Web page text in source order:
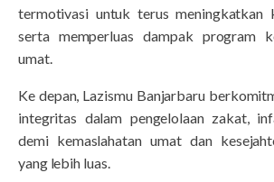
termotivasi untuk terus meningkatkan
serta memperluas dampak program
umat.
Ke depan, Lazismu Banjarbaru
integritas dalam pengelolaan zakat,
demi kemaslahatan umat dan
yang lebih luas.